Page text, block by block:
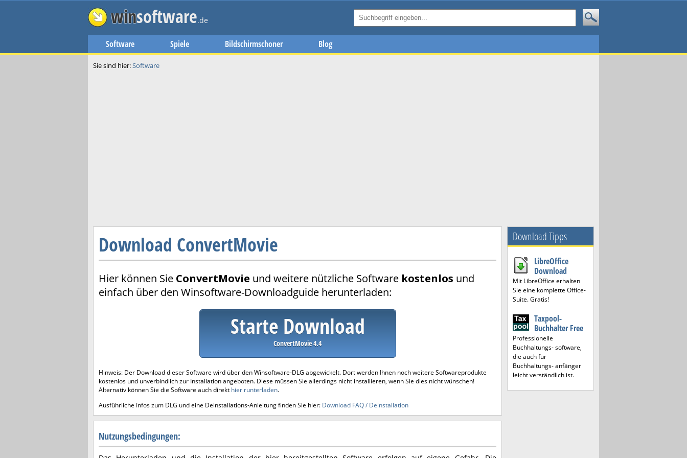
winsoftware.de
Software Spiele Bildschirmschoner Blog
Sie sind hier:Software
Download ConvertMovie
Hier können Sie ConvertMovie und weitere nützliche Software kostenlos und
einfach über den Winsoftware-Downloadguide herunterladen:
Starte Download
ConvertMovie 4.4
Hinweis: Der Download dieser Software wird über den Winsoftware-DLG abgewickelt. Dort werden Ihnen noch weitere Softwareprodukte
kostenlos und unverbindlich zur Installation angeboten. Diese müssen Sie allerdings nicht installieren, wenn Sie dies nicht wünschen!
Alternativ können Sie die Software auch direkt hier runterladen.
Ausführliche Infos zum DLG und eine Deinstallations-Anleitung finden Sie hier: Download FAQ / Deinstallation
Nutzungsbedingungen:
Download Tipps
LibreOffice
Download
Mit LibreOffice erhalten
Sie eine komplette Office-
Suite. Gratis!
Taxpool-
Buchhalter Free
Professionelle
Buchhaltungs- software,
die auch für
Buchhaltungs- anfänger
leicht verständlich ist.